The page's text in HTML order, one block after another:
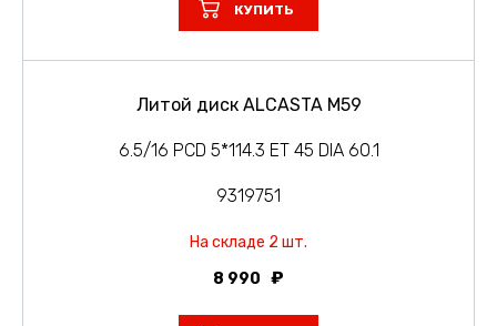
КУПИТЬ
Литой диск ALCASTA M59
6.5/16 PCD 5*114.3 ET 45 DIA 60.1
9319751
На складе 2 шт.
8 990